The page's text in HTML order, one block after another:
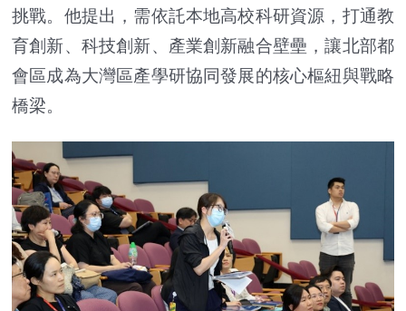
挑戰。他提出，需依託本地高校科研資源，打通教
育創新、科技創新、產業創新融合壁壘，讓北部都
會區成為大灣區產學研協同發展的核心樞紐與戰略
橋梁。